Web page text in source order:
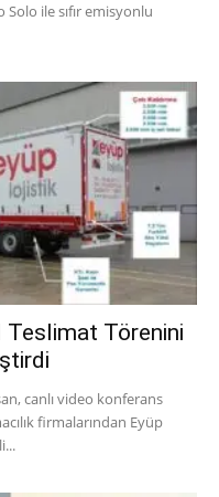
ile sıfır emisyonlu
Teslimat Törenini
canlı video konferans
firmalarından Eyüp